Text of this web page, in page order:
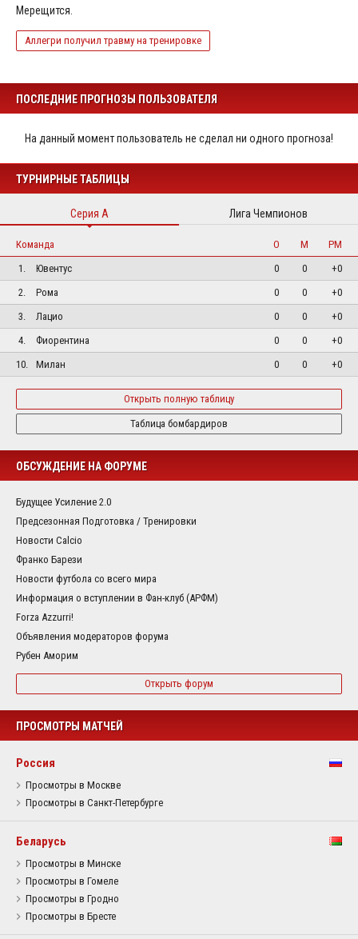
Мерещится.
Аллегри получил травму на тренировке
ПОСЛЕДНИЕ ПРОГНОЗЫ ПОЛЬЗОВАТЕЛЯ
На данный момент пользователь не сделал ни одного прогноза!
ТУРНИРНЫЕ ТАБЛИЦЫ
Серия А Лига Чемпионов
Команда О М
РМ
1.
Ювентус 0 0
+0
2.
Рома 0 0
+0
3.
Лацио 0 0
+0
4.
Фиорентина 0 0
+0
10.
Милан 0 0 +0
Открыть полную таблицу
Таблица бомбардиров
ОБСУЖДЕНИЕ НА ФОРУМЕ
Будущее Усиление 2.0
Предсезонная Подготовка / Тренировки
Новости Calcio
Франко Барези
Новости футбола со всего мира
Информация о вступлении в Фан-клуб (АРФМ)
Forza Azzurri!
Объявления модераторов форума
Рубен Аморим
Открыть форум
ПРОСМОТРЫ МАТЧЕЙ
Россия
Просмотры в Москве
Просмотры в Санкт-Петербурге
Беларусь
Просмотры в Минске
Просмотры в Гомеле
Просмотры в Гродно
Просмотры в Бресте